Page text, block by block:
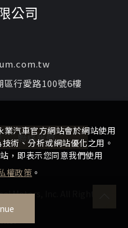
公司
區行愛路100號6樓
聯絡我們
Motors, Inc. All Rights
汽車官方網站會於網站使用
術、分析或網站優化之用。
，即表示您同意我們使用
權政策 。